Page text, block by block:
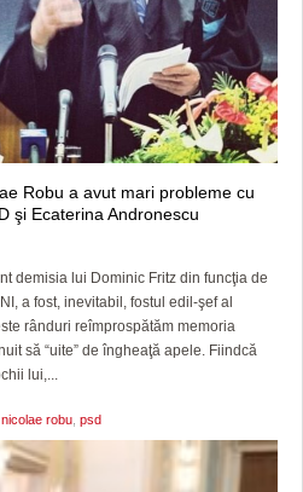
Robu a avut mari probleme cu
şi Ecaterina Andronescu
demisia lui Dominic Fritz din funcţia de
a fost, inevitabil, fostul edil-şef al
rânduri reîmprospătăm memoria
să “uite” de îngheaţă apele. Fiindcă
lui,...
nicolae robu psd